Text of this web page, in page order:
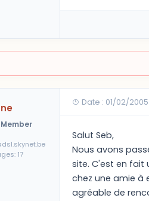
17
Date : 01/02/
Salut Seb,
Nous avons
site. C'est en fait
chez une amie à
agréable de